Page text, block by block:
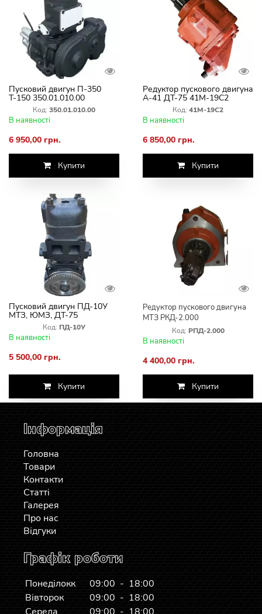
Пусковий двигун П-350
Т-150 350.01.010.00
Код: 350.01.010.00
В наявності
6 950,00 грн.
Купити
Редуктор пускового двигуна
А-41 ДТ-75 41М-19С2
Код: 41М-19С2
В наявності
6 850,00 грн.
Купити
Пусковий двигун ПД-10У
МТЗ, ЮМЗ, ДТ-75
Код: ПД-10У
В наявності
5 500,00 грн.
Купити
Редуктор пускового двигуна
МТЗ РКД-2.000
Код: РПД-2.000
В наявності
4 400,00 грн.
Купити
Інформація
Головна
Товари
Контакти
Статті
Галерея
Про нас
Відгуки
Графік роботи
Понеділокк
09:00 - 18:00
Вівторок
09:00 - 18:00